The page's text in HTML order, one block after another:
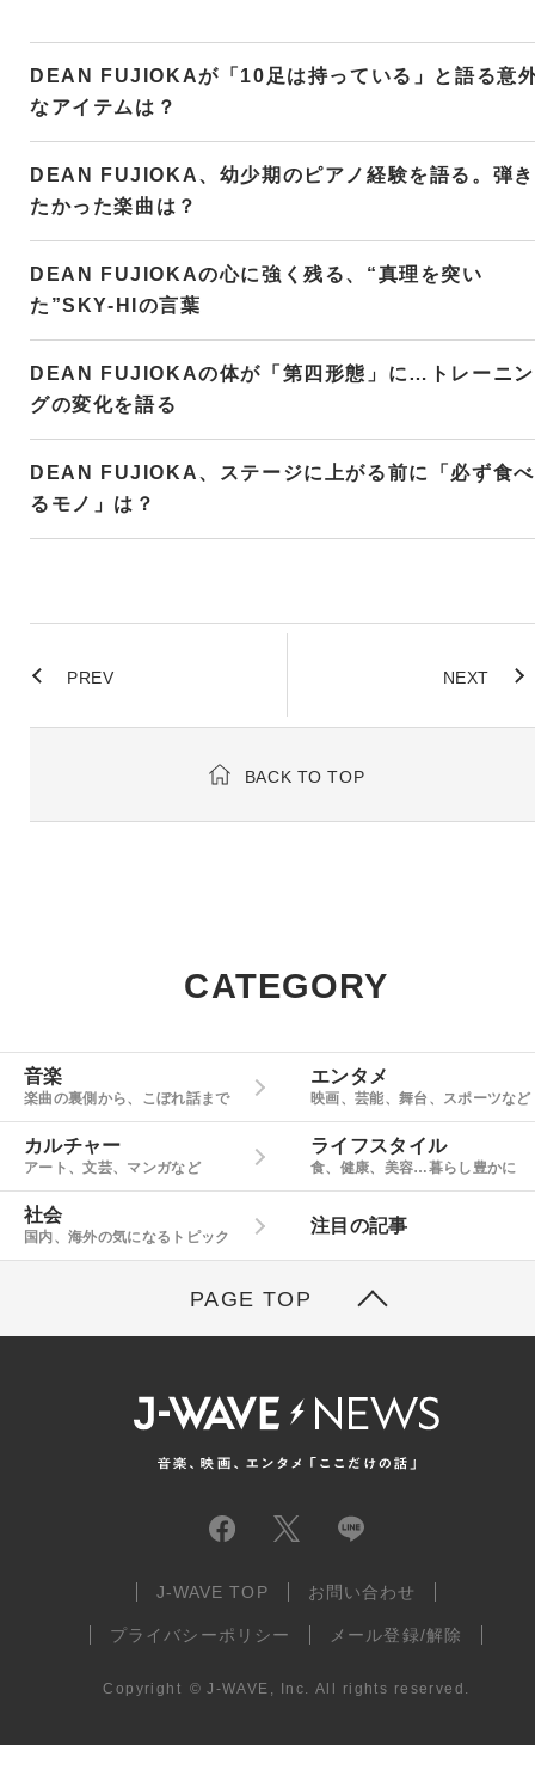
DEAN FUJIOKAが「10足は持っている」と語る意
なアイテムは？
DEAN FUJIOKA、幼少期のピアノ経験を語る。弾き
たかった楽曲は？
DEAN FUJIOKAの心に強く残る、“真理を突い
た”SKY-HIの言葉
DEAN FUJIOKAの体が「第四形態」に…トレーニン
グの変化を語る
DEAN FUJIOKA、ステージに上がる前に「必ず食べ
るモノ」は？
PREV NEXT
BACK TO TOP
CATEGORY
音楽
楽曲の裏側から、こぼれ話まで
エンタメ
映画、芸能、舞台、スポーツなど
カルチャー
アート、文芸、マンガなど
ライフスタイル
食、健康、美容…暮らし豊かに
社会
国内、海外の気になるトピック
注目の記事
PAGE TOP
J-WAVE TOP お問い合わせ
プライバシーポリシー メール登録/解除
Copyright © J-WAVE, Inc. All rights reserved.